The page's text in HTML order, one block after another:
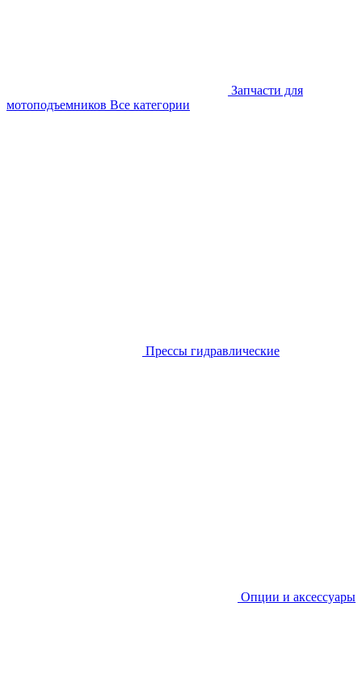
Запчасти для
мотоподъемников Все категории
Прессы гидравлические
Опции и аксессуары